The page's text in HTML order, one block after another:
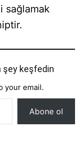
sağlamak
şey keşfedin
your email.
Abone ol